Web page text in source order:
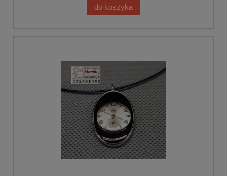
do koszyka